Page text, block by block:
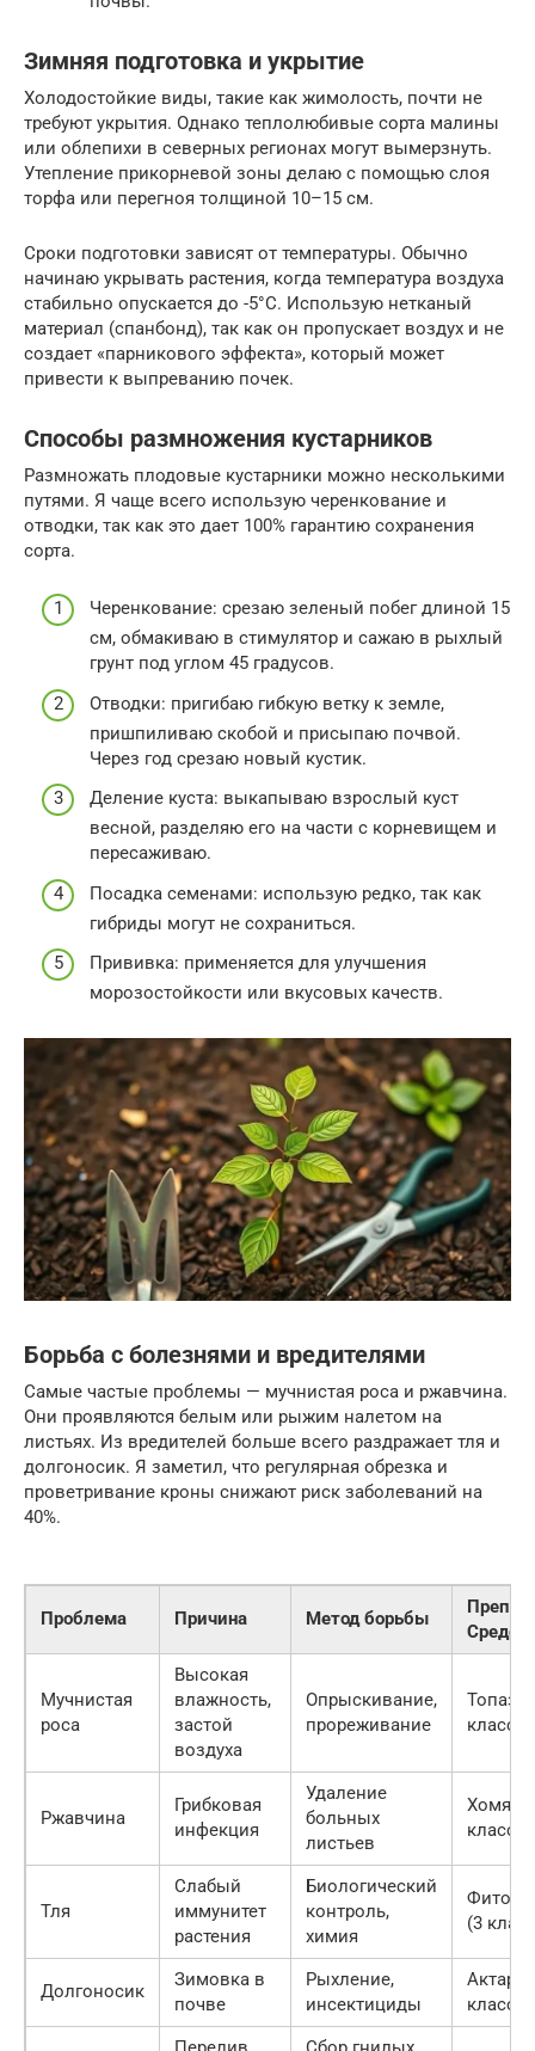
Зимняя подготовка и укрытие
Холодостойкие виды, такие как жимолость, почти не
требуют укрытия. Однако теплолюбивые сорта малины
или облепихи в северных регионах могут вымерзнуть.
Утепление прикорневой зоны делаю с помощью слоя
торфа или перегноя толщиной 10–15 см.
Сроки подготовки зависят от температуры. Обычно
начинаю укрывать растения, когда температура воздуха
стабильно опускается до -5°C. Использую нетканый
материал (спанбонд), так как он пропускает воздух и не
создает «парникового эффекта», который может
привести к выпреванию почек.
Способы размножения кустарников
Размножать плодовые кустарники можно несколькими
путями. Я чаще всего использую черенкование и
отводки, так как это дает 100% гарантию сохранения
сорта.
Черенкование: срезаю зеленый побег длиной 15
см, обмакиваю в стимулятор и сажаю в рыхлый
грунт под углом 45 градусов.
Отводки: пригибаю гибкую ветку к земле,
пришпиливаю скобой и присыпаю почвой.
Через год срезаю новый кустик.
Деление куста: выкапываю взрослый куст
весной, разделяю его на части с корневищем и
пересаживаю.
Посадка семенами: использую редко, так как
гибриды могут не сохраниться.
Прививка: применяется для улучшения
морозостойкости или вкусовых качеств.
Борьба с болезнями и вредителями
Самые частые проблемы — мучнистая роса и ржавчина.
Они проявляются белым или рыжим налетом на
листьях. Из вредителей больше всего раздражает тля и
долгоносик. Я заметил, что регулярная обрезка и
проветривание кроны снижают риск заболеваний на
40%.
Проблема Причина Метод борьбы
Мучнистая
роса
Высокая
влажность,
застой
воздуха
Опрыскивание,
прореживание
Топаз
класс)
Ржавчина
Грибковая
инфекция
Удаление
больных
листьев
Хомят
класс)
Тля
Слабый
иммунитет
растения
Биологический
контроль,
химия
(3
Долгоносик
Зимовка в
почве
Рыхление,
инсектициды
Актара
класс)